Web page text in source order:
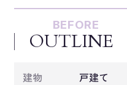
BEFORE
OUTLINE
建物
戸建て